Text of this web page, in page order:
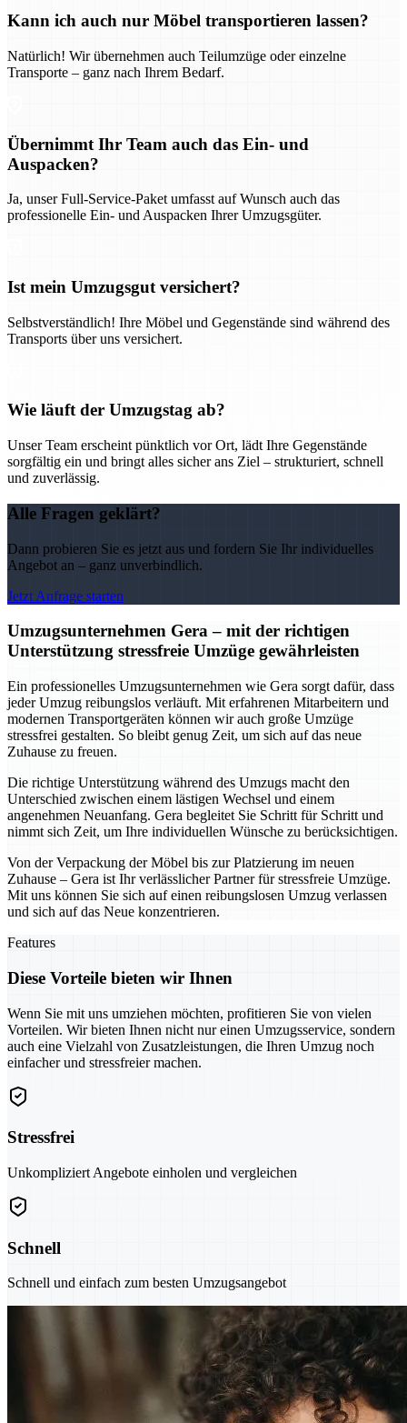
Kann ich auch nur Möbel transportieren lassen?
Natürlich! Wir übernehmen auch Teilumzüge oder einzelne
Transporte – ganz nach Ihrem Bedarf.
Übernimmt Ihr Team auch das Ein- und
Auspacken?
Ja, unser Full-Service-Paket umfasst auf Wunsch auch das
professionelle Ein- und Auspacken Ihrer Umzugsgüter.
Ist mein Umzugsgut versichert?
Selbstverständlich! Ihre Möbel und Gegenstände sind während des
Transports über uns versichert.
Wie läuft der Umzugstag ab?
Unser Team erscheint pünktlich vor Ort, lädt Ihre Gegenstände
sorgfältig ein und bringt alles sicher ans Ziel – strukturiert, schnell
und zuverlässig.
Alle Fragen geklärt?
Dann probieren Sie es jetzt aus und fordern Sie Ihr individuelles
Angebot an – ganz unverbindlich.
Jetzt Anfrage starten
Umzugsunternehmen Gera – mit der richtigen
Unterstützung stressfreie Umzüge gewährleisten
Ein professionelles Umzugsunternehmen wie Gera sorgt dafür, dass
jeder Umzug reibungslos verläuft. Mit erfahrenen Mitarbeitern und
modernen Transportgeräten können wir auch große Umzüge
stressfrei gestalten. So bleibt genug Zeit, um sich auf das neue
Zuhause zu freuen.
Die richtige Unterstützung während des Umzugs macht den
Unterschied zwischen einem lästigen Wechsel und einem
angenehmen Neuanfang. Gera begleitet Sie Schritt für Schritt und
nimmt sich Zeit, um Ihre individuellen Wünsche zu berücksichtigen.
Von der Verpackung der Möbel bis zur Platzierung im neuen
Zuhause – Gera ist Ihr verlässlicher Partner für stressfreie Umzüge.
Mit uns können Sie sich auf einen reibungslosen Umzug verlassen
und sich auf das Neue konzentrieren.
Features
Diese Vorteile bieten wir Ihnen
Wenn Sie mit uns umziehen möchten, profitieren Sie von vielen
Vorteilen. Wir bieten Ihnen nicht nur einen Umzugsservice, sondern
auch eine Vielzahl von Zusatzleistungen, die Ihren Umzug noch
einfacher und stressfreier machen.
Stressfrei
Unkompliziert Angebote einholen und vergleichen
Schnell
Schnell und einfach zum besten Umzugsangebot